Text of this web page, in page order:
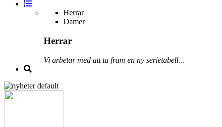
Herrar
Damer
Herrar
Vi arbetar med att ta fram en ny serietabell...